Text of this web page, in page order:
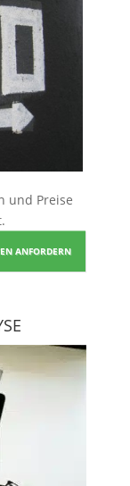
und Preise
ANFORDERN